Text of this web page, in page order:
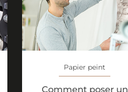
Papier peint
Comment poser un